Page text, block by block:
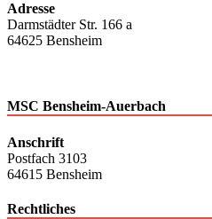
Adresse
Darmstädter Str. 166 a
64625 Bensheim
MSC Bensheim-Auerbach
Anschrift
Postfach 3103
64615 Bensheim
Rechtliches